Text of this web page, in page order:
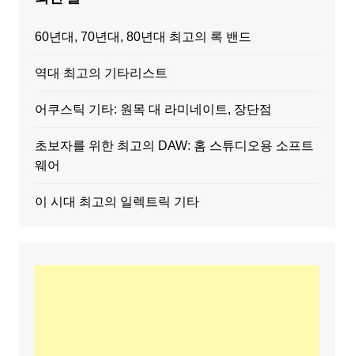
60년대, 70년대, 80년대 최고의 록 밴드
역대 최고의 기타리스트
어쿠스틱 기타: 원목 대 라미네이트, 장단점
초보자를 위한 최고의 DAW: 홈 스튜디오용 소프트
웨어
이 시대 최고의 일렉트릭 기타